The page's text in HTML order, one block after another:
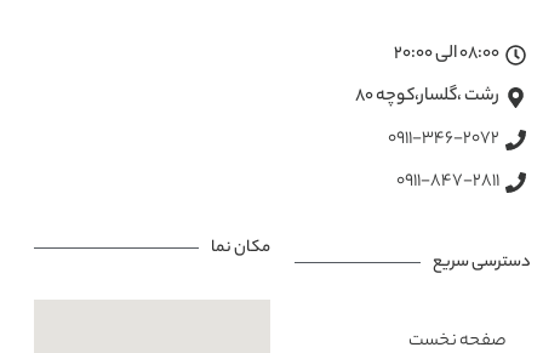
08:00 الی 20:00
رشت ،گلسار،کوچه ۸۰
0911-346-2072
0911-847-2811
دسترسی سریع
صفحه نخست
مکان نما